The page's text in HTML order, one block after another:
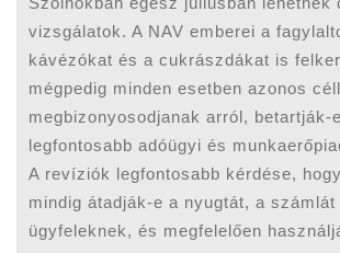
vizsgálatok. A NAV emberei a
kávézókat és a cukrászdákat is
mégpedig minden esetben azonos
megbizonyosodjanak arról, betartják-
legfontosabb adóügyi és
A revíziók legfontosabb kérdése,
mindig átadják-e a nyugtát, a számlát
ügyfeleknek, és megfelelően